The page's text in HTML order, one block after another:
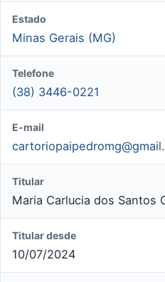
Estado
Minas Gerais (MG)
Telefone
(38) 3446-0221
E-mail
Titular
Maria Carlucia dos Santos
Titular desde
10/07/2024